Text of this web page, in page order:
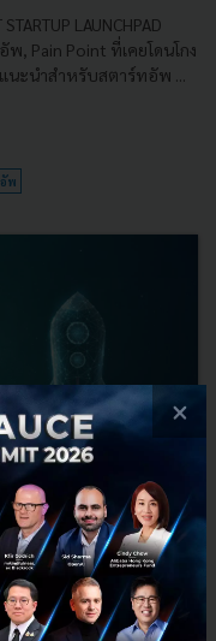
LAUNCHPAD
, Pain Point ที่เคยโดนโกง
ะนำสำหรับสตาร์ทอัพ ...
พ
2023 หลักสูตรติว
×